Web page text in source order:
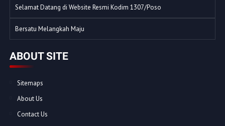
Selamat Datang di Website Resmi Kodim 1307/Poso
Bersatu Melangkah Maju
ABOUT SITE
Sitemaps
About Us
Contact Us